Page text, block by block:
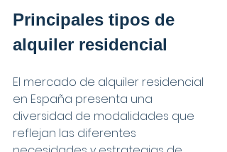
Principales tipos de
alquiler residencial
El mercado de alquiler residencial
en España presenta una
diversidad de modalidades que
reflejan las diferentes